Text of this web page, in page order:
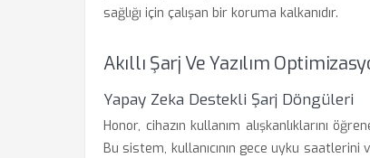
sağlığı için çalışan bir koruma kalkanıdır.
Akıllı Şarj Ve Yazılım
Yapay Zeka Destekli Şarj Döngüleri
Honor, cihazın kullanım alışkanlıklarını
Bu sistem, kullanıcının gece uyku